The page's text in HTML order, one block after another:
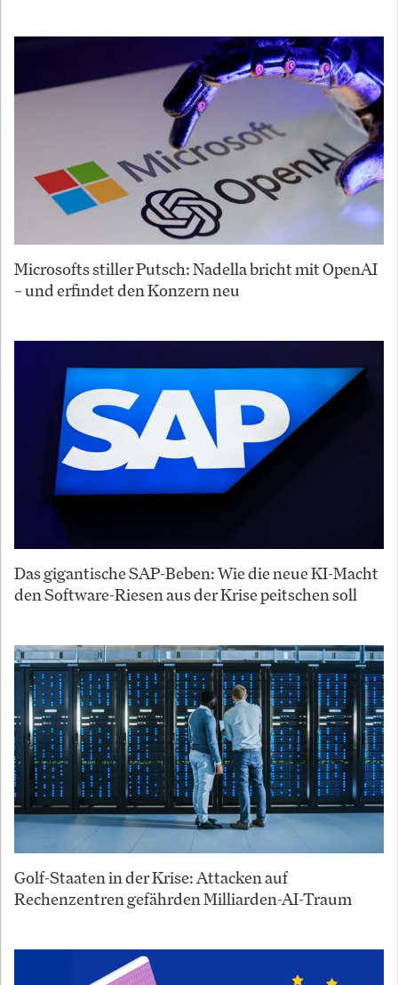
Microsofts stiller Putsch: Nadella bricht mit OpenAI
– und erfindet den Konzern neu
Das gigantische SAP-Beben: Wie die neue KI-Macht
den Software-Riesen aus der Krise peitschen soll
Golf-Staaten in der Krise: Attacken auf
Rechenzentren gefährden Milliarden-AI-Traum